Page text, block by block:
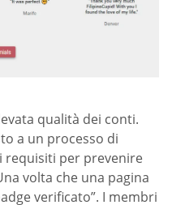
qualità dei conti.
a un processo di
requisiti per prevenire
volta che una pagina
verificato”. I membri